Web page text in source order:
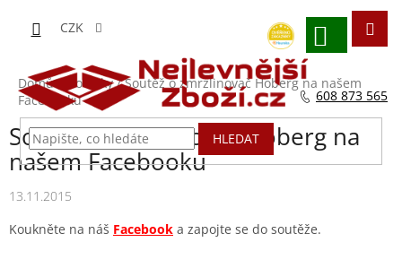
obsah
CZK
HLEDAT
NÁKUPNÍ
KOŠÍK
Domů / Novinky / Soutěž o zmrzlinovač Hoberg na našem
Facebooku
Soutěž o zmrzlinovač Hoberg na
našem Facebooku
13.11.2015
Koukněte na náš Facebook a zapojte se do soutěže.
608 873 565